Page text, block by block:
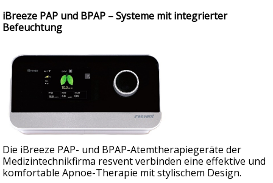
iBreeze PAP und BPAP – Systeme mit integrierter
Befeuchtung
Die iBreeze PAP- und BPAP-Atemtherapiegeräte der
Medizintechnikfirma resvent verbinden eine effektive und
komfortable Apnoe-Therapie mit stylischem Design.